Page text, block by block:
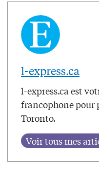
l-express.ca
l-express.ca est
francophone pour
Toronto.